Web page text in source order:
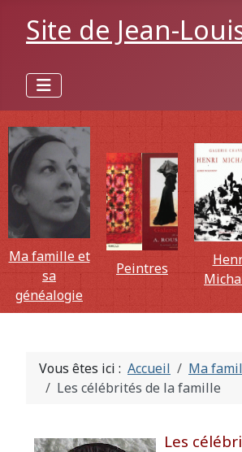
Site de Jean-
Ma famille et
sa
généalogie
Peintres
Vous êtes ici : Accueil
Ma
Les célébrités de la famille
Les